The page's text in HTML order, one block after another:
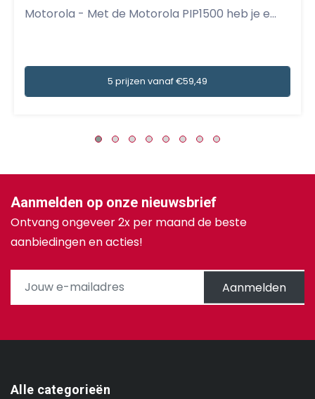
Motorola - Met de Motorola PIP1500 heb je e...
5 prijzen vanaf €59,49
Aanmelden op onze nieuwsbrief
Ontvang ongeveer 2x per maand de beste
aanbiedingen en acties!
Aanmelden
Alle categorieën